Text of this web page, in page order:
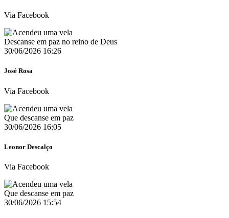
Via Facebook
Descanse em paz no reino de Deus
30/06/2026 16:26
José Rosa
Via Facebook
Que descanse em paz
30/06/2026 16:05
Leonor Descalço
Via Facebook
Que descanse em paz
30/06/2026 15:54